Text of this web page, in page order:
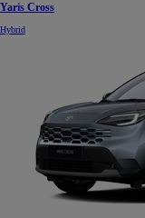
Yaris Cross
Hybrid